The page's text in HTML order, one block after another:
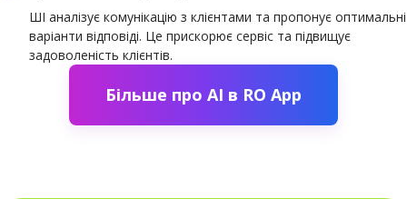
ШІ аналізує комунікацію з клієнтами та пропонує оптимальні
варіанти відповіді. Це прискорює сервіс та підвищує
задоволеність клієнтів.
Більше про AI в RO App